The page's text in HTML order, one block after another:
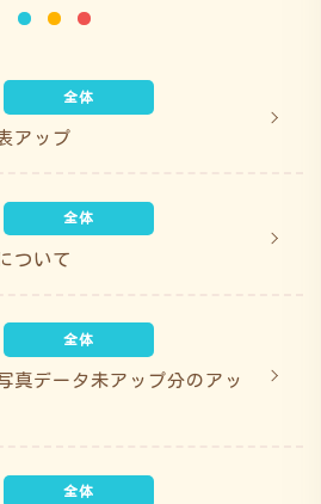
アップ
ついて
真データ未アップ分のアッ